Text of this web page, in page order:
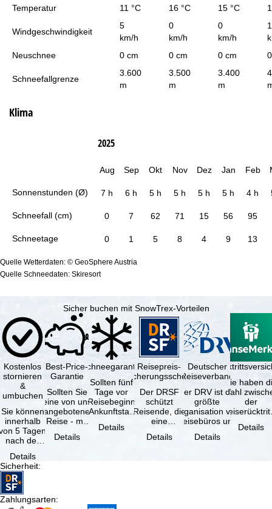
Temperatur 11 °C 16 °C 15 °C
Windgeschwindigkeit
5
km/h
0
km/h
0
km/h
Neuschnee
0 cm 0 cm 0 cm
Schneefallgrenze
3.600
m
3.500
m
3.400
m
Klima
Sonnenstunden (Ø)
Schneefall (cm)
Schneetage
2025
Aug Sep Okt Nov Dez Jan Feb
7 h 6 h 5 h 5 h 5 h 5 h 4 h
0 7 62 71 15 56 95
0 1 5 8 4 9 13
Quelle Wetterdaten: © GeoSphere Austria
Quelle Schneedaten: Skiresort
Sicher buchen mit SnowTrex-Vorteilen
Kostenlos
stornieren
&
umbuchen
Sie können
innerhalb
5 Tagen
nach der
kostenfrei
…
Details
Best-Price-
Garantie
Sollten Sie
eine von uns
angebotene
Reise - mit
Verfügbarkeit
Details
Schneegarantie
Sollten fünf
Tage vor
Reisebeginn
(Ankunftstag)
Schneemangel
Details
Reisepreis-
Sicherungsschein
Der DRSF
schützt
Reisende, die
eine
oder
Details
Deutscher
Reiseverband
Der DRV ist die
größte
Organisation von
Reisebüros und
Reiseveranstaltern
in …
Details
Sie haben
Wahl
der
(inklusive
Details
Sicherheit:
Zahlungsarten: